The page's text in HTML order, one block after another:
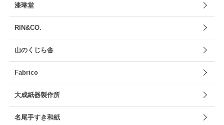
漆琳堂
RIN&CO.
山のくじら舎
Fabrico
大成紙器製作所
名尾手すき和紙